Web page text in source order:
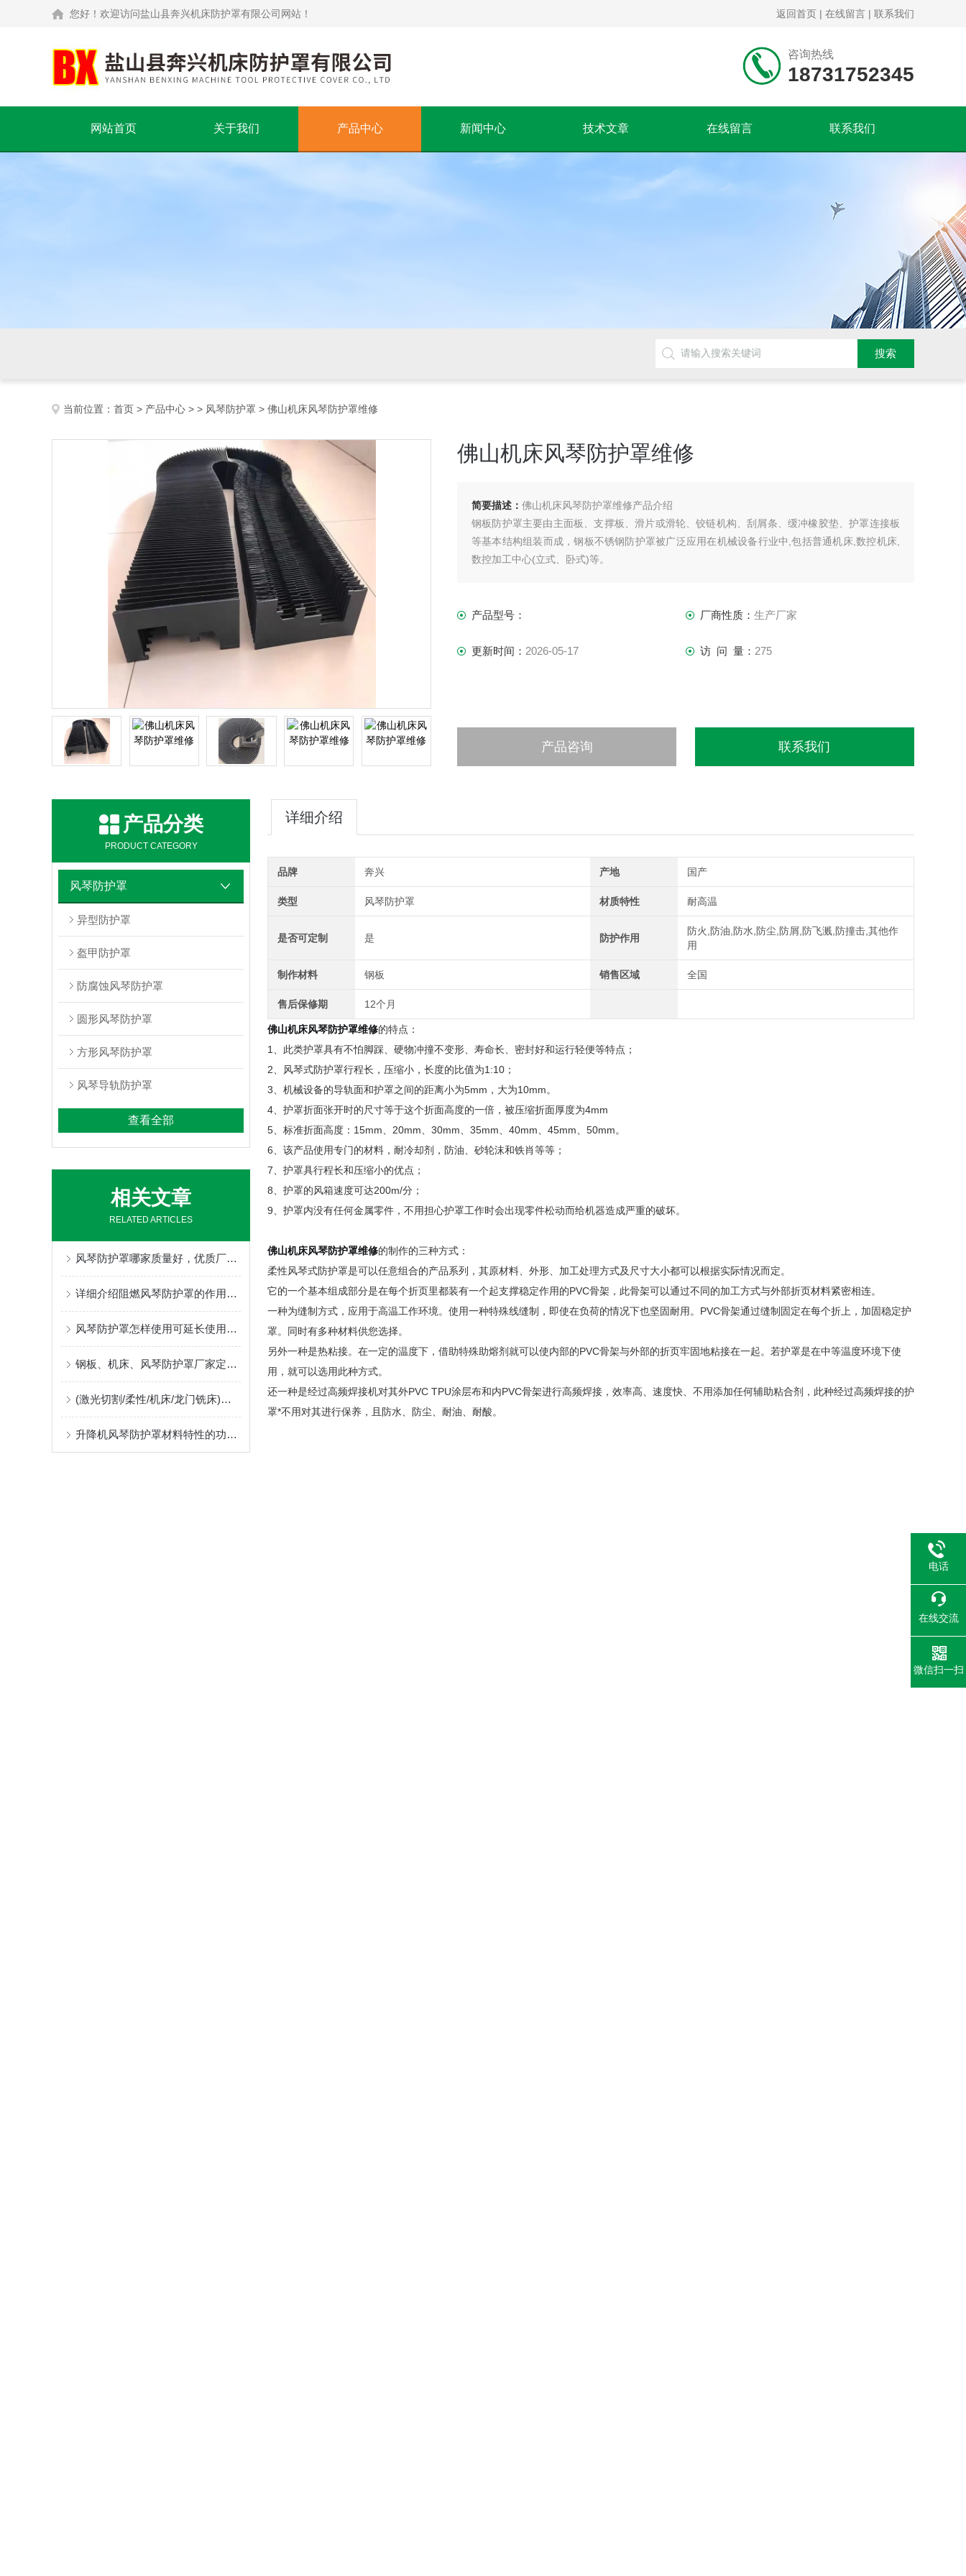
您好！欢迎访问盐山县奔兴机床防护罩有限公司网站！ 返回首页 | 在线留言 | 联系我们
咨询热线
18731752345
网站首页 关于我们 产品中心 新闻中心 技术文章 在线留言 联系我们
当前位置： 首页 > 产品中心 > > 风琴防护罩 > 佛山机床风琴防护罩维修
佛山机床风琴防护罩维修
简要描述： 佛山机床风琴防护罩维修产品介绍
钢板防护罩主要由主面板、支撑板、滑片或滑轮、铰链机构、刮屑条、缓冲橡胶垫、护罩连接板
等基本结构组装而成，钢板不锈钢防护罩被广泛应用在机械设备行业中,包括普通机床,数控机床,
数控加工中心(立式、卧式)等。
产品型号： 厂商性质： 生产厂家
更新时间： 2026-05-17 访 问 量： 275
产品咨询 联系我们
产品分类
PRODUCT CATEGORY
风琴防护罩
异型防护罩
盔甲防护罩
防腐蚀风琴防护罩
圆形风琴防护罩
方形风琴防护罩
风琴导轨防护罩
查看全部
相关文章
RELATED ARTICLES
风琴防护罩哪家质量好，优质厂家定制不得了
详细介绍阻燃风琴防护罩的作用及应用中出现问题的解决方案
风琴防护罩怎样使用可延长使用寿命
钢板、机床、风琴防护罩厂家定制指南：柔性防护材料的耐温、阻燃与往复寿命解析
(激光切割/柔性/机床/龙门铣床)风琴防护罩生产厂，位于河北沧州售后好支持非标定制
升降机风琴防护罩材料特性的功能匹配
详细介绍
品牌 奔兴 产地 国产
类型 风琴防护罩 材质特性 耐高温
是否可定制 是 防护作用
防火,防油,防水,防尘,防屑,防飞溅,防撞击,其他作
用
制作材料 钢板 销售区域 全国
售后保修期 12个月
佛山机床风琴防护罩维修的特点：
1、此类护罩具有不怕脚踩、硬物冲撞不变形、寿命长、密封好和运行轻便等特点；
2、风琴式防护罩行程长，压缩小，长度的比值为1:10；
3、机械设备的导轨面和护罩之间的距离小为5mm，大为10mm。
4、护罩折面张开时的尺寸等于这个折面高度的一倍，被压缩折面厚度为4mm
5、标准折面高度：15mm、20mm、30mm、35mm、40mm、45mm、50mm。
6、该产品使用专门的材料，耐冷却剂，防油、砂轮沫和铁肖等等；
7、护罩具行程长和压缩小的优点；
8、护罩的风箱速度可达200m/分；
9、护罩内没有任何金属零件，不用担心护罩工作时会出现零件松动而给机器造成严重的破坏。
佛山机床风琴防护罩维修的制作的三种方式：
柔性风琴式防护罩是可以任意组合的产品系列，其原材料、外形、加工处理方式及尺寸大小都可以根据实际情况而定。
它的一个基本组成部分是在每个折页里都装有一个起支撑稳定作用的PVC骨架，此骨架可以通过不同的加工方式与外部折页材料紧密相连。
一种为缝制方式，应用于高温工作环境。使用一种特殊线缝制，即使在负荷的情况下也坚固耐用。PVC骨架通过缝制固定在每个折上，加固稳定护
罩。同时有多种材料供您选择。
另外一种是热粘接。在一定的温度下，借助特殊助熔剂就可以使内部的PVC骨架与外部的折页牢固地粘接在一起。若护罩是在中等温度环境下使
用，就可以选用此种方式。
还一种是经过高频焊接机对其外PVC TPU涂层布和内PVC骨架进行高频焊接，效率高、速度快、不用添加任何辅助粘合剂，此种经过高频焊接的护
罩*不用对其进行保养，且防水、防尘、耐油、耐酸。
电话
在线交流
微信扫一扫